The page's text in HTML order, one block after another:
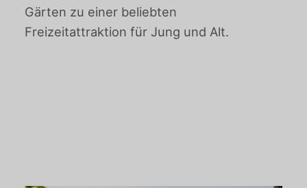
Gärten zu einer beliebten
Freizeitattraktion für Jung und Alt.